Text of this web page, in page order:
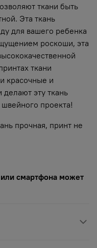
ткани быть
Эта ткань
для вашего ребенка
роскоши, эта
ткани
красочные и
делают эту ткань
проекта!
прочная, принт не
смартфона может